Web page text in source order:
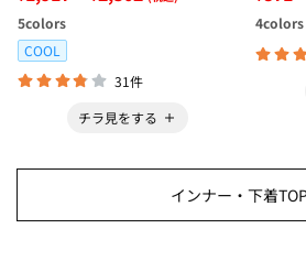
ボ＞
5colors
COOL
31件
チラ見をする
4colors
インナー・下着